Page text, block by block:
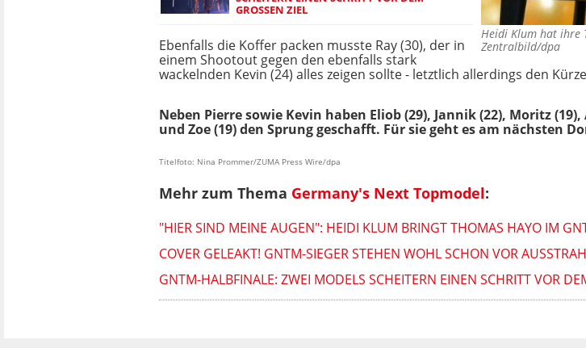
Heidi Klum hat ihre
Zentralbild/dpa
GROSSEN ZIEL
Ebenfalls die Koffer packen musste Ray (30), der in
einem Shootout gegen den ebenfalls stark
wackelnden Kevin (24) alles zeigen sollte - letztlich allerdings den
Neben Pierre sowie Kevin haben Eliob (29), Jannik (22), Moritz
und Zoe (19) den Sprung geschafft. Für sie geht es am nächsten
Titelfoto: Nina Prommer/ZUMA Press Wire/dpa
Mehr zum Thema Germany's Next Topmodel:
"HIER SIND MEINE AUGEN": HEIDI KLUM BRINGT THOMAS HAYO IM
COVER GELEAKT! GNTM-SIEGER STEHEN WOHL SCHON VOR
GNTM-HALBFINALE: ZWEI MODELS SCHEITERN EINEN SCHRITT VOR